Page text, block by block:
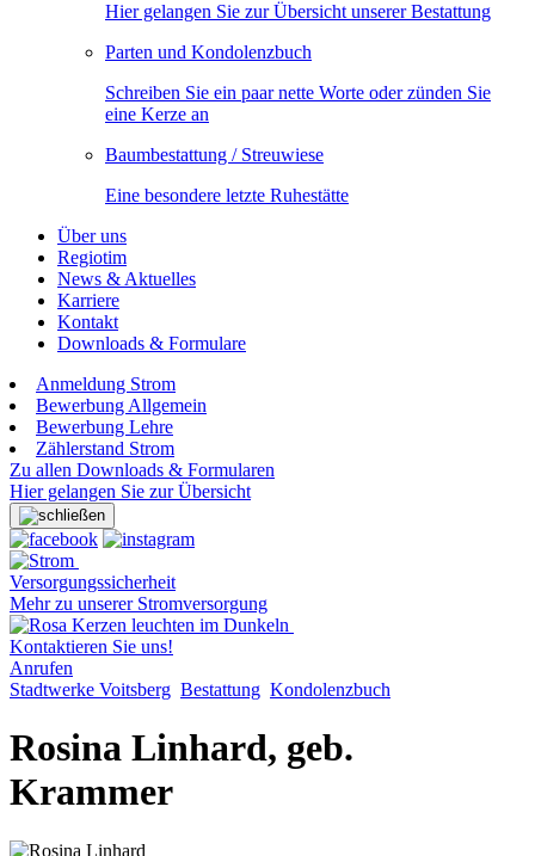
Hier gelangen Sie zur Übersicht unserer Bestattung
Parten und Kondolenzbuch
Schreiben Sie ein paar nette Worte oder zünden Sie
eine Kerze an
Baumbestattung / Streuwiese
Eine besondere letzte Ruhestätte
Über uns
Regiotim
News & Aktuelles
Karriere
Kontakt
Downloads & Formulare
Anmeldung Strom
Bewerbung Allgemein
Bewerbung Lehre
Zählerstand Strom
Zu allen Downloads & Formularen
Hier gelangen Sie zur Übersicht
Versorgungssicherheit
Mehr zu unserer Stromversorgung
Kontaktieren Sie uns!
Anrufen
Stadtwerke Voitsberg Bestattung Kondolenzbuch
Rosina Linhard, geb.
Krammer